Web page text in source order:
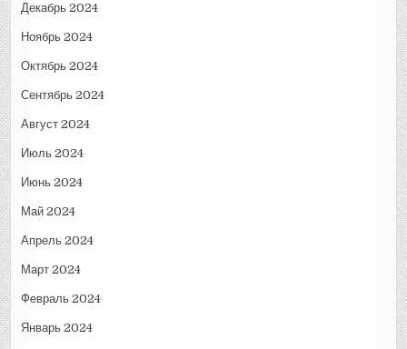
Декабрь 2024
Ноябрь 2024
Октябрь 2024
Сентябрь 2024
Август 2024
Июль 2024
Июнь 2024
Май 2024
Апрель 2024
Март 2024
Февраль 2024
Январь 2024